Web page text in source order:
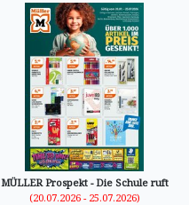
MÜLLER Prospekt - Die Schule ruft
(20.07.2026 - 25.07.2026)